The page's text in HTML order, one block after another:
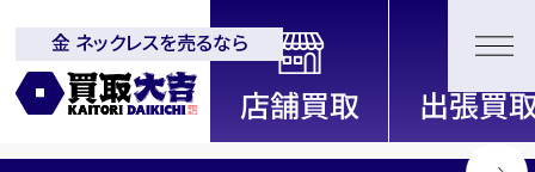
全国2000店舗以上展開中！
信頼と実績の買取専門店「買取大
吉」
金 ネックレスを売るなら